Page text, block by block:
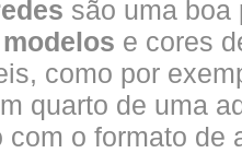
são uma boa
modelos e cores
como por
quarto de uma
o formato de